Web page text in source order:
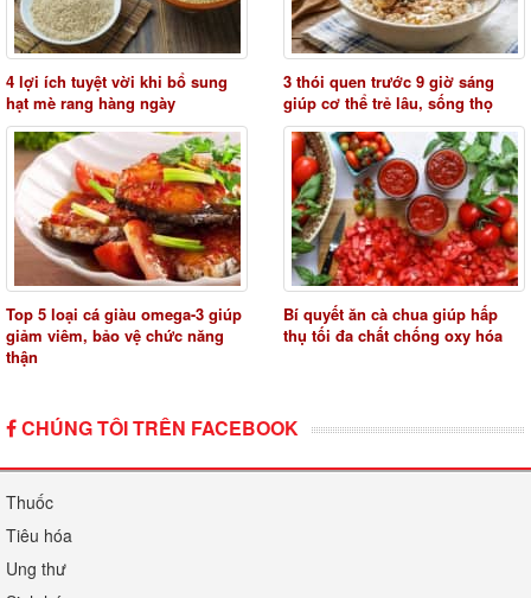
4 lợi ích tuyệt vời khi bổ sung
hạt mè rang hàng ngày
3 thói quen trước 9 giờ sáng
giúp cơ thể trẻ lâu, sống thọ
Top 5 loại cá giàu omega-3 giúp
giảm viêm, bảo vệ chức năng
thận
Bí quyết ăn cà chua giúp hấp
thụ tối đa chất chống oxy hóa
CHÚNG TÔI TRÊN FACEBOOK
Thuốc
Tiêu hóa
Ung thư